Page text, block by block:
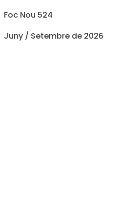
Foc Nou 524
Juny / Setembre de 2026